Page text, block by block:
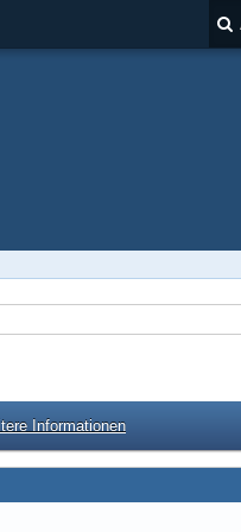
Informationen